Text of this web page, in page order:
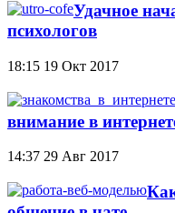
Удачное
психологов
18:15 19 Окт 2017
внимание в
14:37 29 Авг 2017